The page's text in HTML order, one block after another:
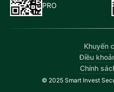
PRO
Khuyến
Điều
Chính
© 2025 Smart Invest